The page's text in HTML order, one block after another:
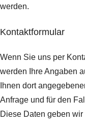
werden.
Kontaktformular
Wenn Sie uns per
werden Ihre Angaben
Ihnen dort
Anfrage und für den
Diese Daten geben